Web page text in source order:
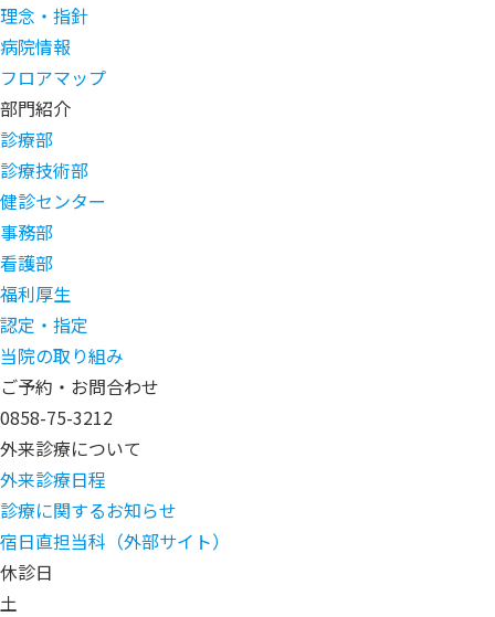
理念・指針
病院情報
フロアマップ
部門紹介
診療部
診療技術部
健診センター
事務部
看護部
福利厚生
認定・指定
当院の取り組み
ご予約・お問合わせ
0858-75-3212
外来診療について
外来診療日程
診療に関するお知らせ
宿日直担当科（外部サイト）
休診日
土